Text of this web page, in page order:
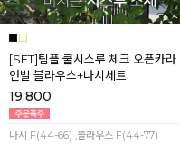
[SET]팀플 쿨시스루 체크 오픈카라
언발 블라우스+나시세트
19,800
나시 F(44-66) ,블라우스 F(44-77)